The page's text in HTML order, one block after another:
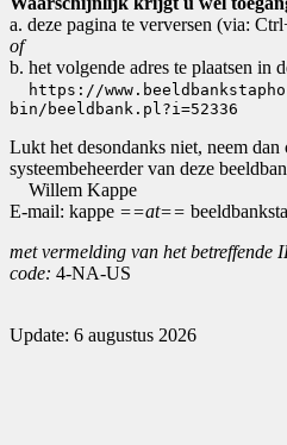
a. deze pagina te verversen (via:
of
b. het volgende adres te plaatsen in
https://
bin/beeldbank.pl?i=52336
Lukt het desondanks niet, neem dan
systeembeheerder van deze
Willem Kappe
E-mail: kappe ==at==
met vermelding van het betreffende
code: 4-NA-US
Update: 6 augustus 2026